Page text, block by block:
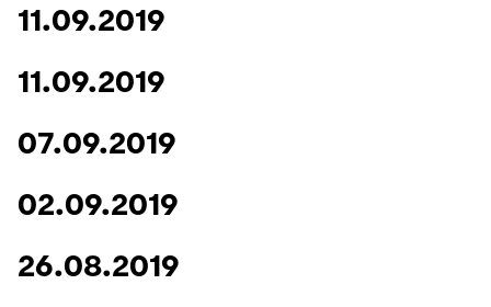
11.09.2019
11.09.2019
07.09.2019
02.09.2019
26.08.2019